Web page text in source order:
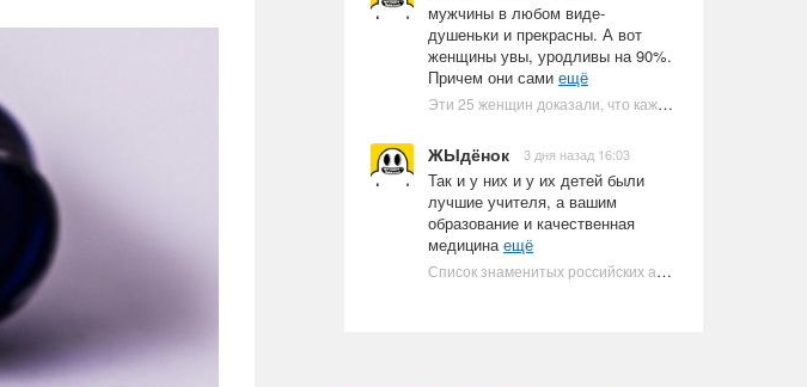
мужчины в любом виде-
душеньки и прекрасны. А вот
женщины увы, уродливы на 90%.
Причем они сами ещё
Эти 25 женщин доказали, что каждое тело имеет право быть в бикини
ЖЫдёнок 3 дня назад 16:03
Так и у них и у их детей были
лучшие учителя, а вашим
образование и качественная
медицинаещё
Список знаменитых российских артистов-евреев | Ультрамарин